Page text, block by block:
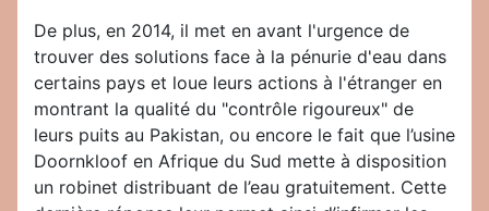
De plus, en 2014, il met en avant l'urgence de
trouver des solutions face à la pénurie d'eau dans
certains pays et loue leurs actions à l'étranger en
montrant la qualité du "contrôle rigoureux" de
leurs puits au Pakistan, ou encore le fait que l’usine
Doornkloof en Afrique du Sud mette à disposition
un robinet distribuant de l’eau gratuitement. Cette